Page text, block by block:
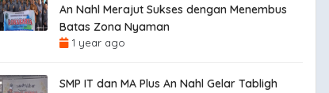
An Nahl Merajut Sukses dengan Menembus
Batas Zona Nyaman
1 year ago
SMP IT dan MA Plus An Nahl Gelar Tabligh